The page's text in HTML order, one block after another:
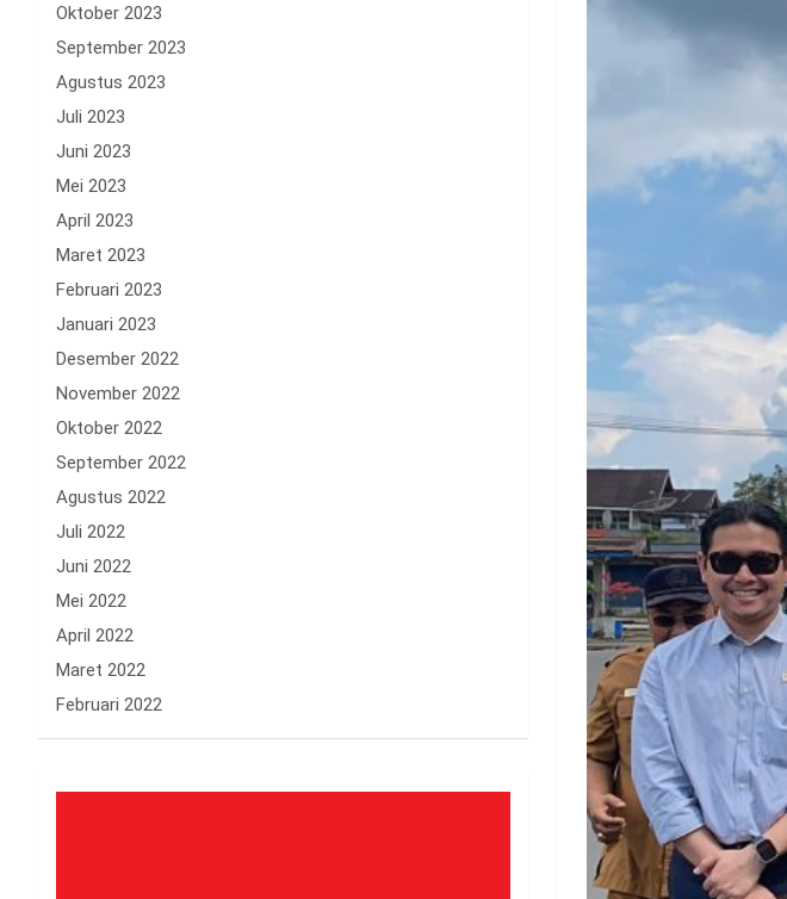
Oktober 2023
September 2023
Agustus 2023
Juli 2023
Juni 2023
Mei 2023
April 2023
Maret 2023
Februari 2023
Januari 2023
Desember 2022
November 2022
Oktober 2022
September 2022
Agustus 2022
Juli 2022
Juni 2022
Mei 2022
April 2022
Maret 2022
Februari 2022